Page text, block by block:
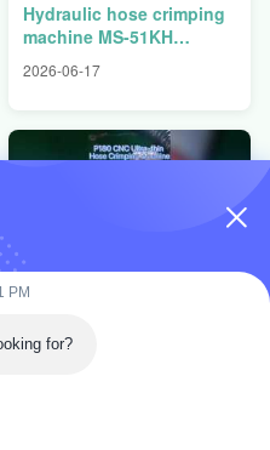
Hydraulic hose crimping
machine MS-51KH
packed and ready for
shipment.
2026-06-17
P180 6 inch CNC
slangkrimpmachine
2026-06-09
PM
for?